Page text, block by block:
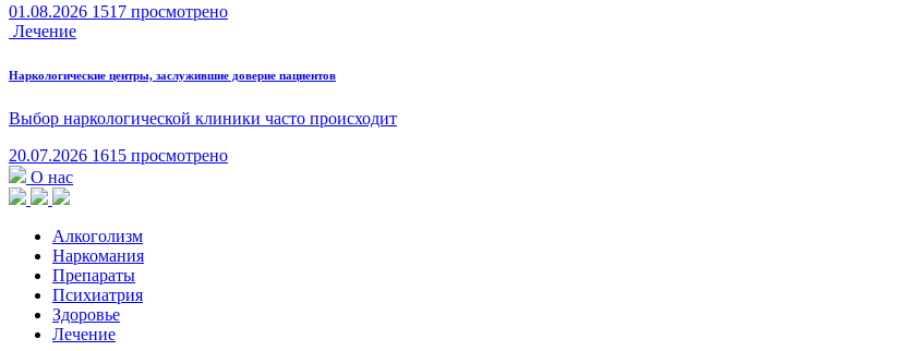
01.08.2026 1517 просмотрено
Лечение
Наркологические центры, заслужившие доверие пациентов
Выбор наркологической клиники часто происходит
20.07.2026 1615 просмотрено
О нас
Алкоголизм
Наркомания
Препараты
Психиатрия
Здоровье
Лечение